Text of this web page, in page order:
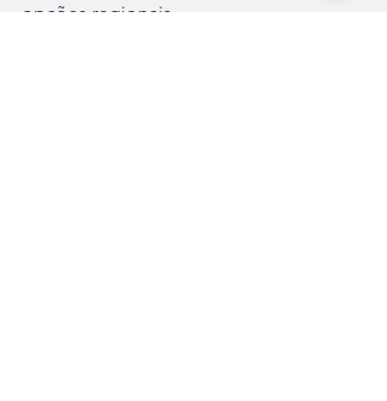
opções regionais.